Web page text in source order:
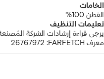
الخامات
القطن 100%
تعليمات التنظيف
يرجى قراءة إرشادات الشركة
معرف FARFETCH:
26767972